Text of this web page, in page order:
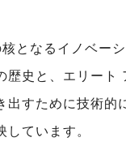
となるイノベー
歴史と、エリート
すために技術的
ています。